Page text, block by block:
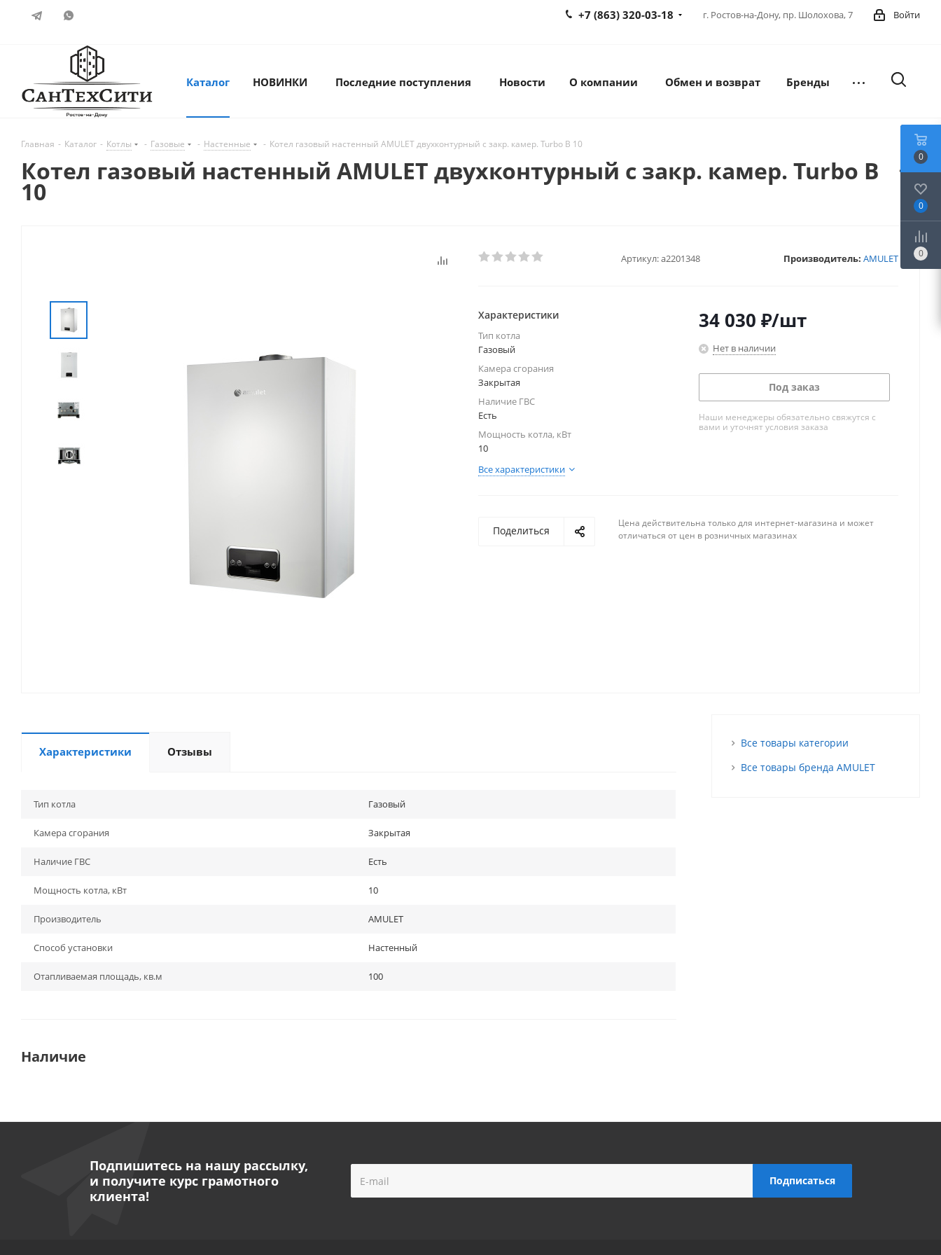
Войти
г. Ростов-на-Дону, пр. Шолохова, 7
+7 (863) 320-03-18
Каталог НОВИНКИ Последние поступления Новости О компании Обмен и возврат Бренды
Главная - Каталог - Котлы - Газовые - Настенные - Котел газовый настенный AMULET двухконтурный с закр. камер. Turbo B 10
Котел газовый настенный AMULET двухконтурный с закр. камер. Turbo B
10
Артикул:a2201348 Производитель: AMULET
Характеристики
Тип котла
Газовый
Камера сгорания
Закрытая
Наличие ГВС
Есть
Мощность котла, кВт
10
Все характеристики
34 030 ₽/шт
Нет в наличии
Под заказ
Наши менеджеры обязательно свяжутся с
вами и уточнят условия заказа
Поделиться
Цена действительна только для интернет-магазина и может
отличаться от цен в розничных магазинах
Характеристики Отзывы
Тип котла Газовый
Камера сгорания Закрытая
Наличие ГВС Есть
Мощность котла, кВт 10
Производитель AMULET
Способ установки Настенный
Отапливаемая площадь, кв.м 100
Наличие
Все товары категории
Все товары бренда AMULET
Подпишитесь на нашу рассылку,
и получите курс грамотного
клиента!
0
0
0